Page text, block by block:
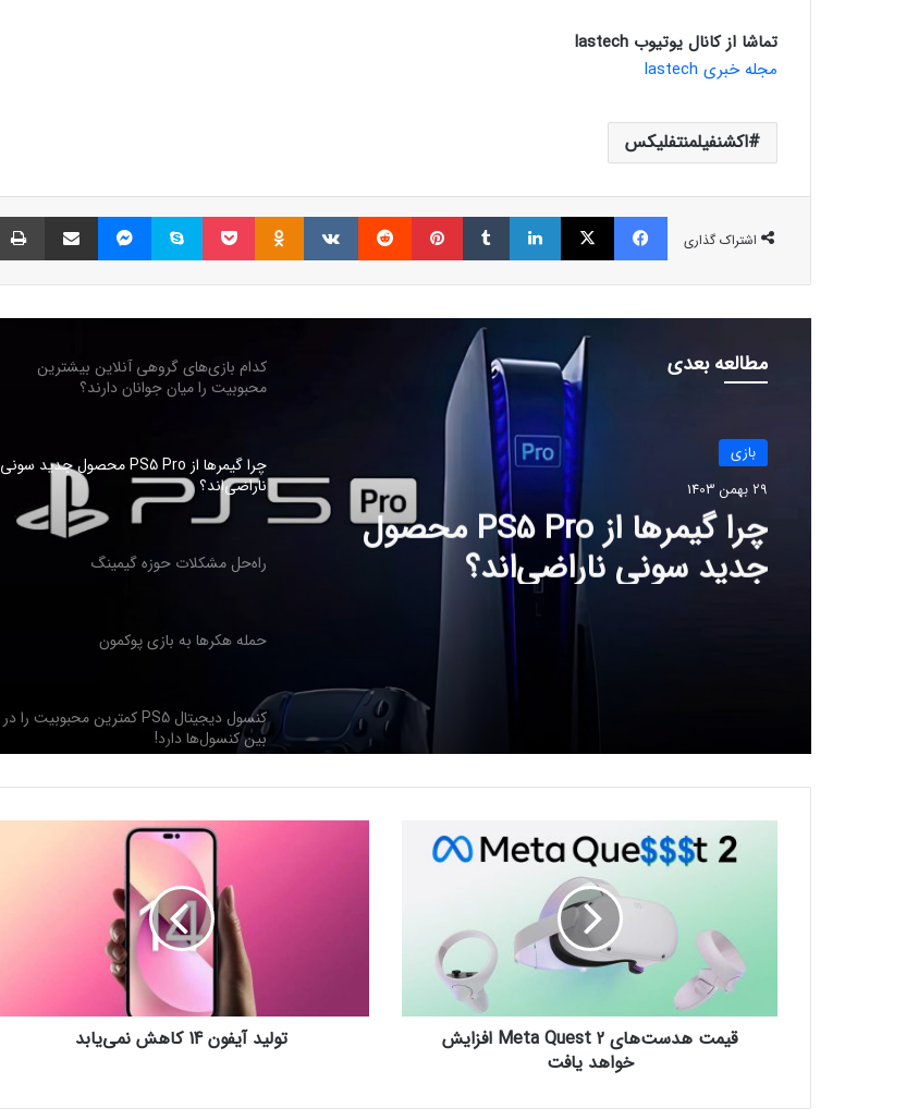
تماشا از کانال یوتیوب lastech
مجله خبری lastech
اکشنفیلمنتفلیکس
اشتراک گذاری
فیسبوک ایکس لینکداین تامبلر پینتریست Reddit
VKontakte
Odnoklassniki پاکت اسکایپ مسنجر اشتراک گذاری با ایمیل
مطالعه بعدی
بازی
29 بهمن 1403
چرا گیمرها از PS5 Pro محصول
جدید سونی ناراضی‌اند؟
گسترده‌ای شد
منفی ندارد
کدام بازی‌های گروهی آنلاین بیشترین
محبوبیت را میان جوانان دارند؟
چرا گیمرها از PS5 Pro محصول جدید سونی
ناراضی‌اند؟
راه‌حل مشکلات حوزه گیمینگ
حمله هکرها به بازی پوکمون
کنسول دیجیتال PS5 کمترین محبوبیت را در
بین کنسول‌ها دارد!
اینفوگرافیک: در سال ۲۰۲۵ منتظر این
بازی‌های ویدئویی جذاب باشید
رفع فیلتر گوگل پلی به حل مشکلات سازندگان
بازی‌ها کمک خواهد کرد؟
جذب سرمایه ۱۰ میلیون دلاری توسط شرکت
بازی‌سازی ترکیه‌ای از سوئد
شبکه پلی‌استیشن (PSN) دچار اختلالات
ه
e
قیمت هدست‌های Meta Quest 2 افزایش
خواهد یافت
و
ک
تولید آیفون 14 کاهش نمی‌یابد